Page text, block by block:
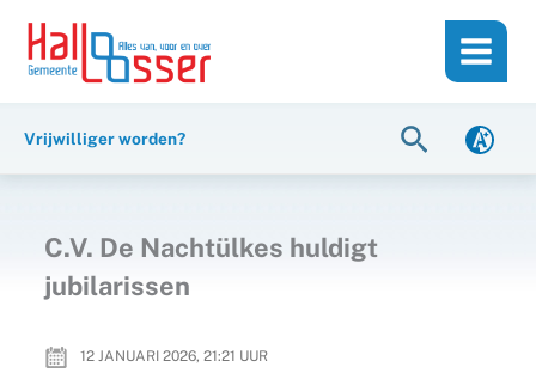
inhoud
naar
Vrijwilliger worden? Zoeken
C.V. De Nachtülkes huldigt
jubilarissen
12 JANUARI 2026, 21:21 UUR